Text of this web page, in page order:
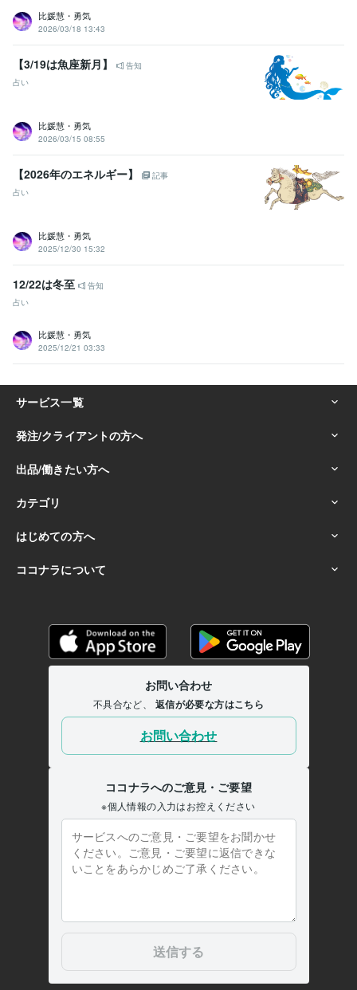
比媛慧・勇気
2026/03/18 13:43
【3/19は魚座新月】
告知
占い
比媛慧・勇気
2026/03/15 08:55
【2026年のエネルギー】
記事
占い
比媛慧・勇気
2025/12/30 15:32
12/22は冬至
告知
占い
比媛慧・勇気
2025/12/21 03:33